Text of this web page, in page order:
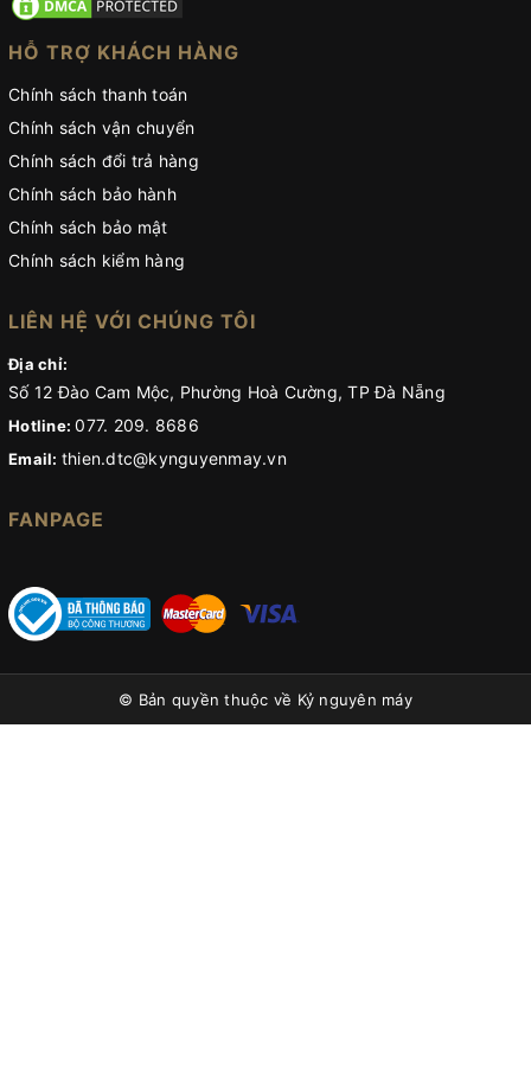
HỖ TRỢ KHÁCH HÀNG
Chính sách thanh toán
Chính sách vận chuyển
Chính sách đổi trả hàng
Chính sách bảo hành
Chính sách bảo mật
Chính sách kiểm hàng
LIÊN HỆ VỚI CHÚNG TÔI
Địa chỉ:
Số 12 Đào Cam Mộc, Phường Hoà Cường, TP Đà Nẵng
Hotline:077. 209. 8686
Email: thien.dtc@kynguyenmay.vn
FANPAGE
© Bản quyền thuộc về Kỷ nguyên máy